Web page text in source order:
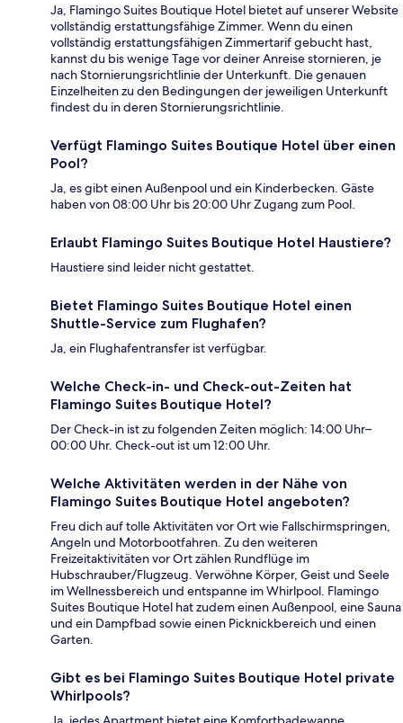
Ja, Flamingo Suites Boutique Hotel bietet auf unserer Website
vollständig erstattungsfähige Zimmer. Wenn du einen
vollständig erstattungsfähigen Zimmertarif gebucht hast,
kannst du bis wenige Tage vor deiner Anreise stornieren, je
nach Stornierungsrichtlinie der Unterkunft. Die genauen
Einzelheiten zu den Bedingungen der jeweiligen Unterkunft
findest du in deren Stornierungsrichtlinie.
Verfügt Flamingo Suites Boutique Hotel über einen
Pool?
Ja, es gibt einen Außenpool und ein Kinderbecken. Gäste
haben von 08:00 Uhr bis 20:00 Uhr Zugang zum Pool.
Erlaubt Flamingo Suites Boutique Hotel Haustiere?
Haustiere sind leider nicht gestattet.
Bietet Flamingo Suites Boutique Hotel einen
Shuttle-Service zum Flughafen?
Ja, ein Flughafentransfer ist verfügbar.
Welche Check-in- und Check-out-Zeiten hat
Flamingo Suites Boutique Hotel?
Der Check-in ist zu folgenden Zeiten möglich: 14:00 Uhr–
00:00 Uhr. Check-out ist um 12:00 Uhr.
Welche Aktivitäten werden in der Nähe von
Flamingo Suites Boutique Hotel angeboten?
Freu dich auf tolle Aktivitäten vor Ort wie Fallschirmspringen,
Angeln und Motorbootfahren. Zu den weiteren
Freizeitaktivitäten vor Ort zählen Rundflüge im
Hubschrauber/Flugzeug. Verwöhne Körper, Geist und Seele
im Wellnessbereich und entspanne im Whirlpool. Flamingo
Suites Boutique Hotel hat zudem einen Außenpool, eine Sauna
und ein Dampfbad sowie einen Picknickbereich und einen
Garten.
Gibt es bei Flamingo Suites Boutique Hotel private
Whirlpools?